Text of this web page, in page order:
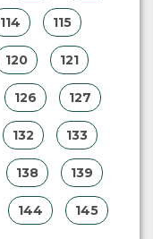
114 115
120 121
126 127
132 133
138 139
144 145